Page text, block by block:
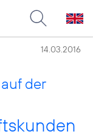
14.03.2016
der